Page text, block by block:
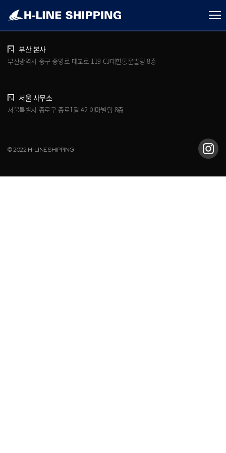
개인정보처리방침 브로슈어 다운로드
부산 본사
부산광역시 중구 중앙로 대교로 119 CJ대한통운빌딩 8층
서울 사무소
서울특별시 종로구 종로1길 42 이마빌딩 8층
© 2022 H-LINE SHIPPING.